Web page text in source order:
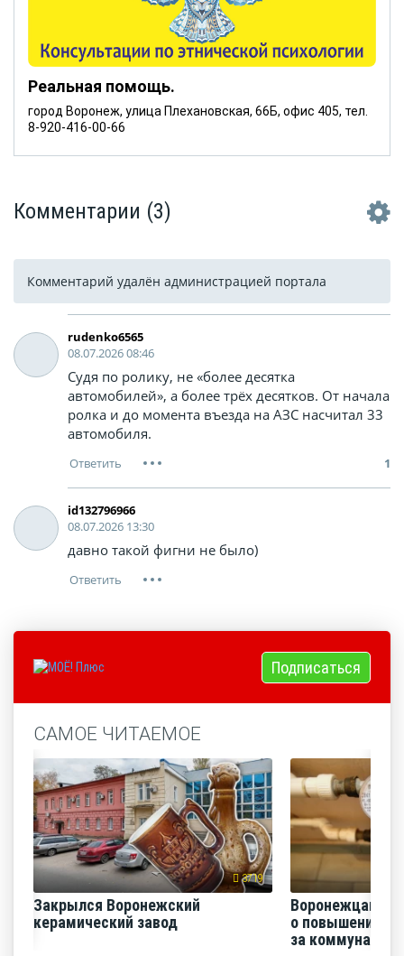
Реальная помощь.
город Воронеж, улица Плехановская, 66Б, офис 405, тел.
8-920-416-00-66
Комментарии (3)
Комментарий удалён администрацией портала
rudenko6565
08.07.2026 08:46
Судя по ролику, не «более десятка
автомобилей», а более трёх десятков. От начала
ролка и до момента въезда на АЗС насчитал 33
автомобиля.
1
id132796966
08.07.2026 13:30
давно такой фигни не было)
Подписаться
САМОЕ ЧИТАЕМОЕ
3719
Закрылся Воронежский
керамический завод
Воронежцам
о повышении
за